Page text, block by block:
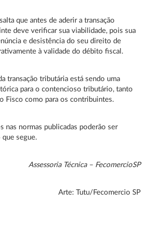
que antes de aderir a transação
deve verificar sua viabilidade, pois sua
e desistência do seu direito de
à validade do débito fiscal.
transação tributária está sendo uma
para o contencioso tributário, tanto
Fisco como para os contribuintes.
nas normas publicadas poderão ser
que segue.
Assessoria Técnica – FecomercioSP
Arte: Tutu/Fecomercio SP